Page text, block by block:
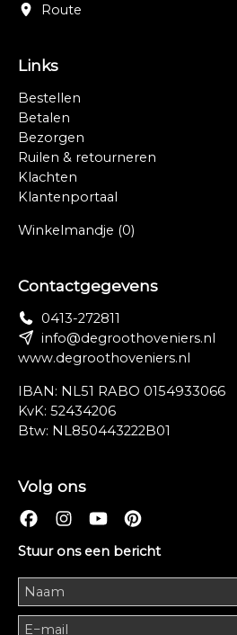
Route
Links
Bestellen
Betalen
Bezorgen
Ruilen & retourneren
Klachten
Klantenportaal
Winkelmandje (0)
Contactgegevens
0413-272811
info@degroothoveniers.nl
www.degroothoveniers.nl
IBAN: NL51 RABO 0154933066
KvK: 52434206
Btw: NL850443222B01
Volg ons
Stuur ons een bericht